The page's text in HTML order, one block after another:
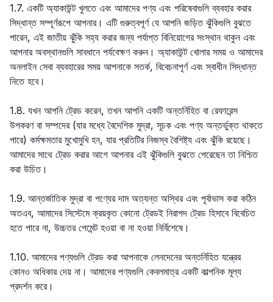
1.7. একটি অ্যাকাউন্ট খুলতে এবং আমাদের পণ্য এবং পরিষেবাগুলি ব্যবহার করার
সিদ্ধান্ত সম্পূর্ণরূপে আপনার। এটি গুরুত্বপূর্ণ যে আপনি জড়িত ঝুঁকিগুলি বুঝতে
পারেন, এই জাতীয় ঝুঁকি সহ্য করার জন্য পর্যাপ্ত বিনিয়োগের সংস্থান থাকুন এবং
আপনার অবস্থানগুলি সাবধানে পর্যবেক্ষণ করুন। অ্যাকাউন্ট খোলার সময় ও আমাদের
অনলাইন সেবা ব্যবহারের সময় আপনাকে সতর্ক, বিবেচনাপূর্ণ এবং স্বাধীন সিদ্ধান্ত
নিতে হবে।
1.8. যখন আপনি ট্রেড করেন, তখন আপনি একটি অন্তর্নিহিত বা রেফারেন্স
উপকরণ বা সম্পদের (যার মধ্যে বৈদেশিক মুদ্রা, সূচক এবং পণ্য অন্তর্ভুক্ত থাকতে
পারে) কর্মক্ষমতার মুখোমুখি হন, যার প্রতিটির নিজস্ব বৈশিষ্ট্য এবং ঝুঁকি রয়েছে।
আমাদের সাথে ট্রেড করার আগে আপনার এই ঝুঁকিগুলি বুঝতে পেরেছেন তা নিশ্চিত
করা উচিত।
1.9. আন্তর্জাতিক মুদ্রা বা পণ্যের দাম অত্যন্ত অস্থির এবং পূর্বাভাস করা কঠিন
অতএব, আমাদের সিস্টেমে ক্রয়কৃত কোনো ট্রেডই নিরাপদ ট্রেড হিসাবে বিবেচিত
হতে পারে না, উচ্চতর পেমেন্ট হওয়া বা না হওয়া নির্বিশেষে।
1.10. আমাদের পণ্যগুলি ট্রেড করা আপনাকে লেনদেনের অন্তর্নিহিত যন্ত্রের
কোনও অধিকার দেয় না। আমাদের পণ্যগুলি কেবলমাত্র একটি কাল্পনিক মূল্য
প্রদর্শন করে।